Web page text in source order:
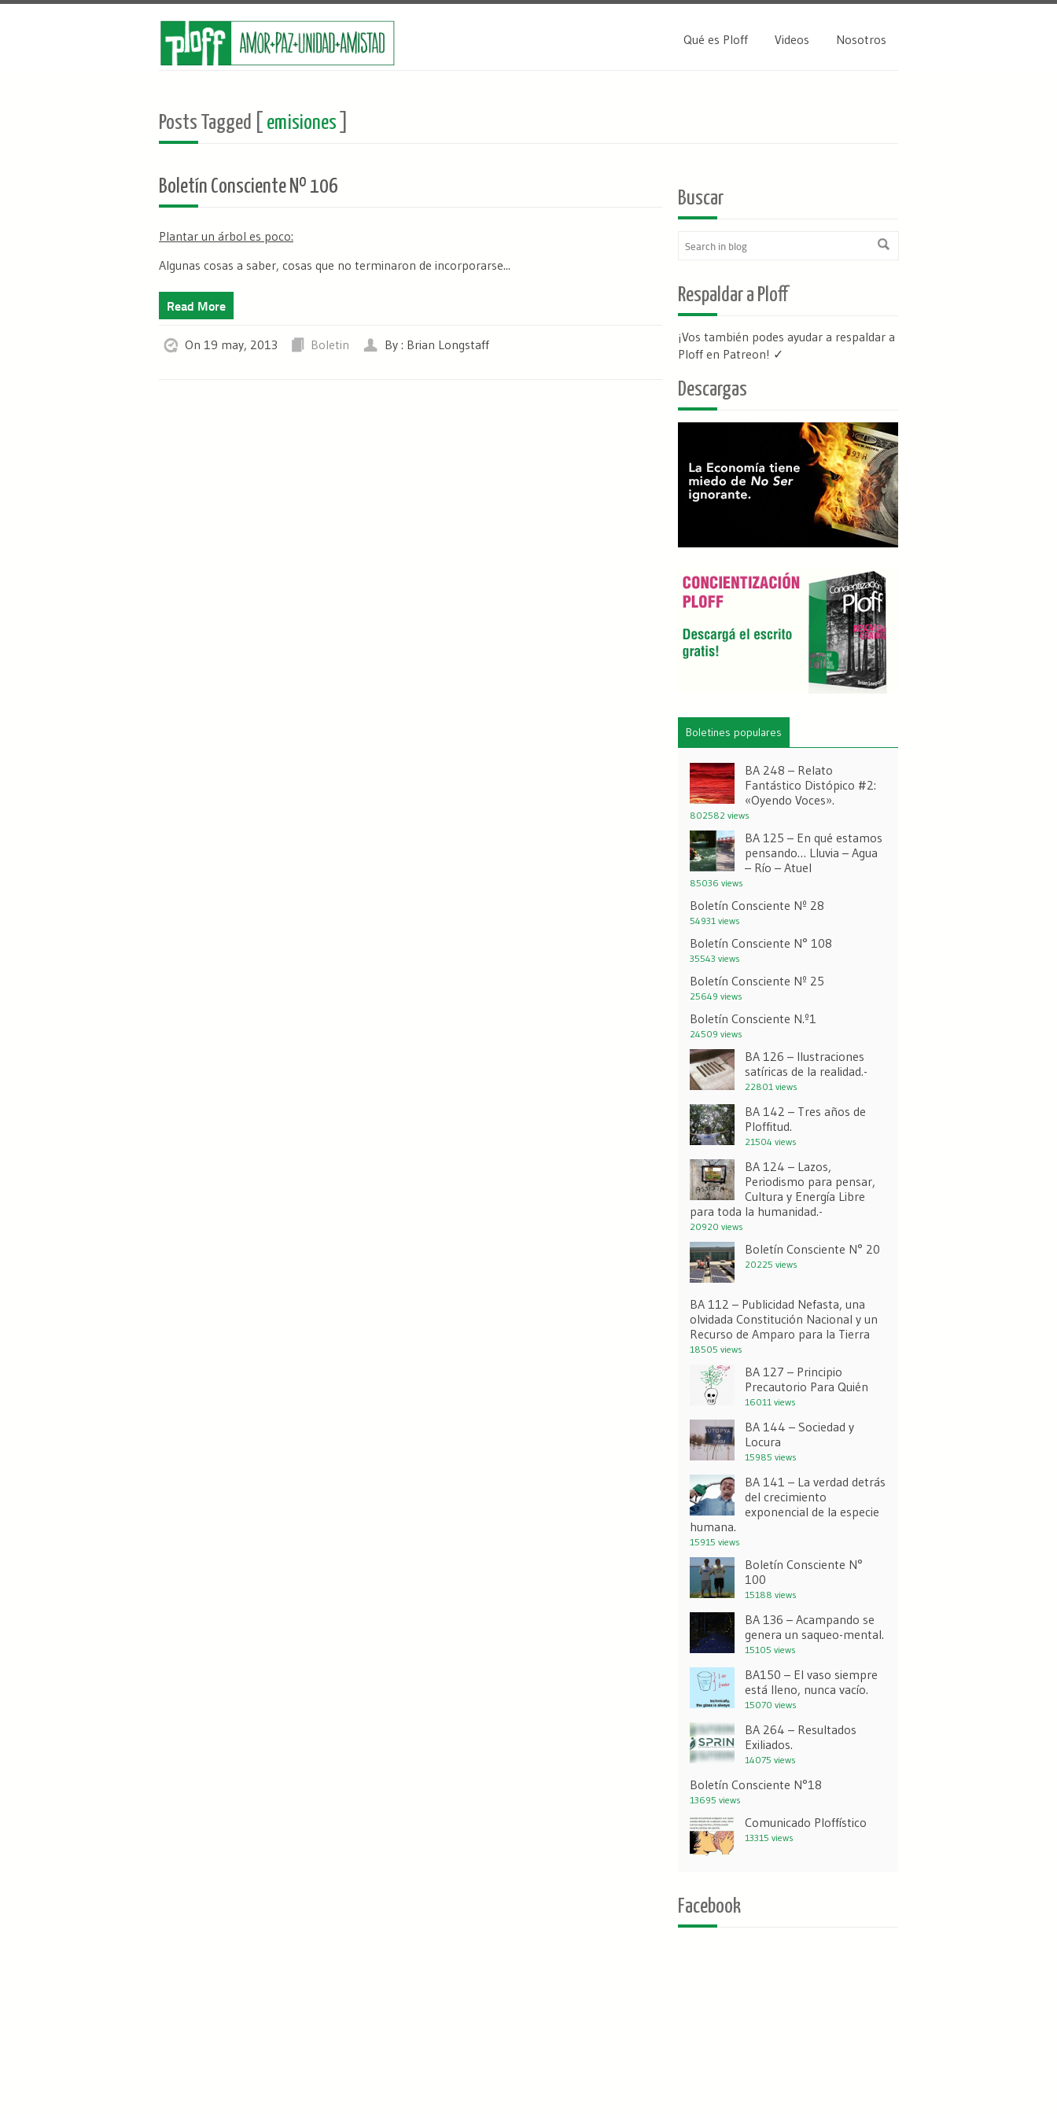
Qué es Ploff Videos Nosotros
Posts Tagged [ emisiones
Boletín Consciente Nº 106
Plantar un árbol es poco:
Algunas cosas a saber, cosas que no terminaron de incorporarse...
Read More
On 19 may, 2013 Boletin By : Brian Longstaff
Buscar
Respaldar a Ploff
¡Vos también podes ayudar a respaldar a
Ploff en Patreon! ✓
Descargas
Boletines populares
BA 248 – Relato
Fantástico Distópico #2:
«Oyendo Voces».
802582 views
BA 125 – En qué estamos
pensando… Lluvia – Agua
– Río – Atuel
85036 views
Boletín Consciente Nº 28
54931 views
Boletín Consciente N° 108
35543 views
Boletín Consciente Nº 25
25649 views
Boletín Consciente N.º1
24509 views
BA 126 – Ilustraciones
satíricas de la realidad.-
22801 views
BA 142 – Tres años de
Ploffitud.
21504 views
BA 124 – Lazos,
Periodismo para pensar,
Cultura y Energía Libre
para toda la humanidad.-
20920 views
Boletín Consciente N° 20
20225 views
BA 112 – Publicidad Nefasta, una
olvidada Constitución Nacional y un
Recurso de Amparo para la Tierra
18505 views
BA 127 – Principio
Precautorio Para Quién
16011 views
BA 144 – Sociedad y
Locura
15985 views
BA 141 – La verdad detrás
del crecimiento
exponencial de la especie
humana.
15915 views
Boletín Consciente N°
100
15188 views
BA 136 – Acampando se
genera un saqueo-mental.
15105 views
BA150 – El vaso siempre
está lleno, nunca vacío.
15070 views
BA 264 – Resultados
Exiliados.
14075 views
Boletín Consciente N°18
13695 views
Comunicado Ploffístico
13315 views
Facebook